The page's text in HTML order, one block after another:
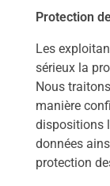
Protection
Les
sérieux la
Nous
manière
dispositions
données
protection